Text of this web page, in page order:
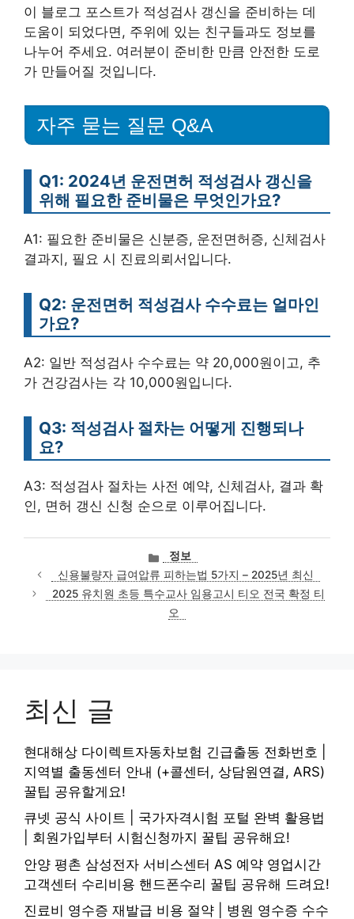
이 블로그 포스트가 적성검사 갱신을 준비하는 데
도움이 되었다면, 주위에 있는 친구들과도 정보를
나누어 주세요. 여러분이 준비한 만큼 안전한 도로
가 만들어질 것입니다.
자주 묻는 질문 Q&A
Q1: 2024년 운전면허 적성검사 갱신을
위해 필요한 준비물은 무엇인가요?
A1: 필요한 준비물은 신분증, 운전면허증, 신체검사
결과지, 필요 시 진료의뢰서입니다.
Q2: 운전면허 적성검사 수수료는 얼마인
가요?
A2: 일반 적성검사 수수료는 약 20,000원이고, 추
가 건강검사는 각 10,000원입니다.
Q3: 적성검사 절차는 어떻게 진행되나
요?
A3: 적성검사 절차는 사전 예약, 신체검사, 결과 확
인, 면허 갱신 신청 순으로 이루어집니다.
카
테
고
리
정보
신용불량자 급여압류 피하는법 5가지 – 2025년 최신
2025 유치원 초등 특수교사 임용고시 티오 전국 확정 티
오
최신 글
현대해상 다이렉트자동차보험 긴급출동 전화번호 |
지역별 출동센터 안내 (+콜센터, 상담원연결, ARS)
꿀팁 공유할게요!
큐넷 공식 사이트 | 국가자격시험 포털 완벽 활용법
| 회원가입부터 시험신청까지 꿀팁 공유해요!
안양 평촌 삼성전자 서비스센터 AS 예약 영업시간
고객센터 수리비용 핸드폰수리 꿀팁 공유해 드려요!
진료비 영수증 재발급 비용 절약 | 병원 영수증 수수